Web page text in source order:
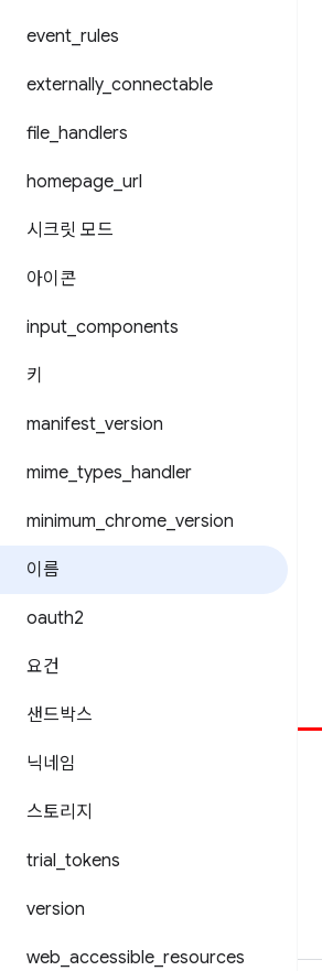
event rules
externally_ connectable
file handlers
homepage url
시크릿 모드
아이콘
input components
키
manifest version
mime types handler
minimum chrome version
이름
oauth2
요건
샌드박스
닉네임
스토리지
trial tokens
version
web accessible resources
참여
버그 신고